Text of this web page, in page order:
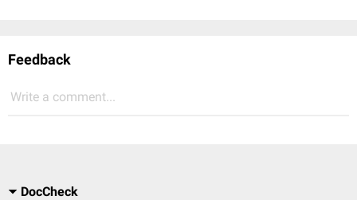
Feedback
Write a comment...
DocCheck